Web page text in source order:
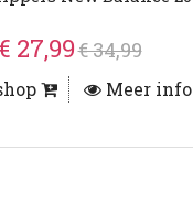
€ 27,99€ 34,99
Meer info